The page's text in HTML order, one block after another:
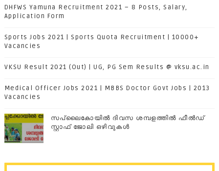
DHFWS Yamuna Recruitment 2021 – 8 Posts, Salary,
Application Form
Sports Jobs 2021 | Sports Quota Recruitment | 10000+
Vacancies
VKSU Result 2021 (Out) | UG, PG Sem Results @ vksu.ac.in
Medical Officer Jobs 2021 | MBBS Doctor Govt Jobs | 2013
Vacancies
സപ്ലൈകോയില്‍ ദിവസ ശമ്പളത്തിൽ ഫീല്‍ഡ്
സ്റ്റാഫ് ജോലി ഒഴിവുകൾ